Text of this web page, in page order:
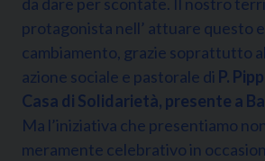
protagonista nell’ attuare questo
cambiamento, grazie soprattutto
azione sociale e pastorale di P.
Casa di Solidarietà, presente a
Ma l’iniziativa che presentiamo
meramente celebrativo in